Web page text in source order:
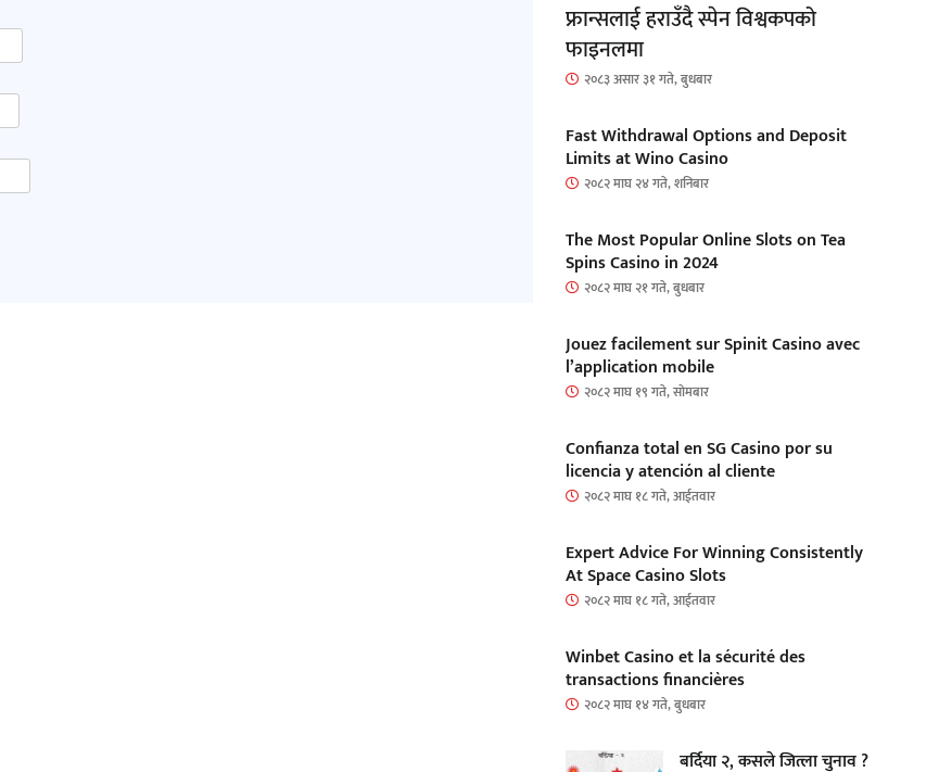
फ्रान्सलाई हराउँदै स्पेन विश्वकपको
फाइनलमा
२०८३ असार ३१ गते, बुधबार
Fast Withdrawal Options and Deposit
Limits at Wino Casino
२०८२ माघ २४ गते, शनिबार
The Most Popular Online Slots on Tea
Spins Casino in 2024
२०८२ माघ २१ गते, बुधबार
Jouez facilement sur Spinit Casino avec
l’application mobile
२०८२ माघ १९ गते, सोमबार
Confianza total en SG Casino por su
licencia y atención al cliente
२०८२ माघ १८ गते, आईतवार
Expert Advice For Winning Consistently
At Space Casino Slots
२०८२ माघ १८ गते, आईतवार
Winbet Casino et la sécurité des
transactions financières
२०८२ माघ १४ गते, बुधबार
बर्दिया २, कसले जित्ला चुनाव ?